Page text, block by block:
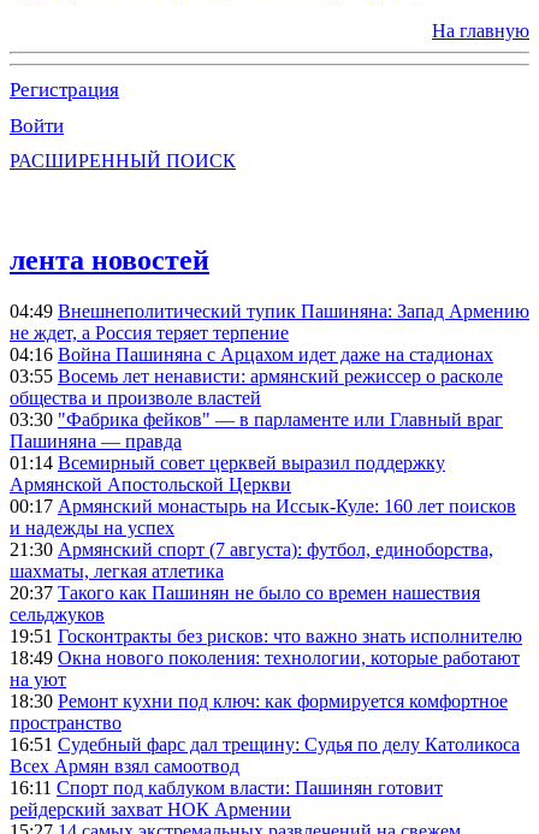
На главную
Регистрация
Войти
РАСШИРЕННЫЙ ПОИСК
лента новостей
04:49 Внешнеполитический тупик Пашиняна: Запад Армению
не ждет, а Россия теряет терпение
04:16 Война Пашиняна с Арцахом идет даже на стадионах
03:55 Восемь лет ненависти: армянский режиссер о расколе
общества и произволе властей
03:30 "Фабрика фейков" — в парламенте или Главный враг
Пашиняна — правда
01:14 Всемирный совет церквей выразил поддержку
Армянской Апостольской Церкви
00:17 Армянский монастырь на Иссык-Куле: 160 лет поисков
и надежды на успех
21:30 Армянский спорт (7 августа): футбол, единоборства,
шахматы, легкая атлетика
20:37 Такого как Пашинян не было со времен нашествия
сельджуков
19:51 Госконтракты без рисков: что важно знать исполнителю
18:49 Окна нового поколения: технологии, которые работают
на уют
18:30 Ремонт кухни под ключ: как формируется комфортное
пространство
16:51 Судебный фарс дал трещину: Судья по делу Католикоса
Всех Армян взял самоотвод
16:11 Спорт под каблуком власти: Пашинян готовит
рейдерский захват НОК Армении